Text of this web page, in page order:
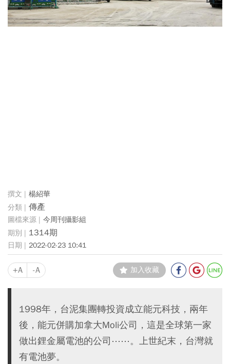
楊紹華
傳產
今周刊攝影組
1314期
2022-02-23 10:41
+A -A 加入收藏
1998年，台泥集團轉投資成立能元科技，兩年
後，能元併購加拿大Moli公司，這是全球第一家
做出鋰金屬電池的公司⋯⋯。上世紀末，台灣就
有電池夢。